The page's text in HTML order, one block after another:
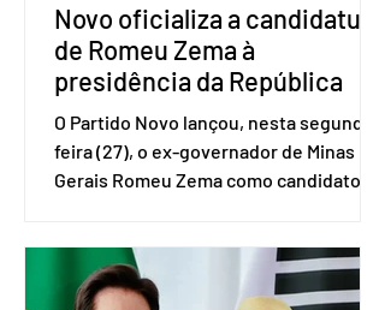
Novo oficializa a candidatura
de Romeu Zema à
presidência da República
O Partido Novo lançou, nesta segunda-
feira (27), o ex-governador de Minas
Gerais Romeu Zema como candidato à
Brasília. O Novo ainda não definiu quem
vai compor a chapa como candidato a